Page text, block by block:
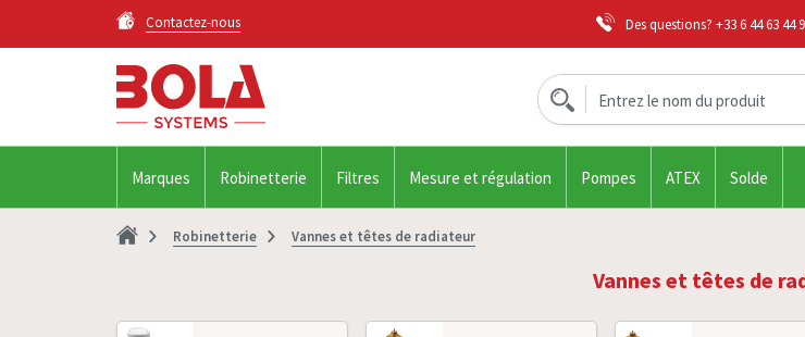
Contactez-nous Des questions? +33 6 44 63 44
Marques Robinetterie Filtres Mesure et régulation Pompes ATEX Solde
Robinetterie Vannes et têtes de radiateur
Vannes et têtes de